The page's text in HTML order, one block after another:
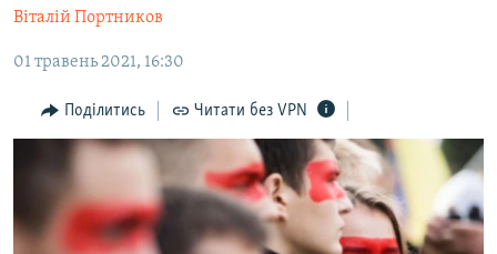
до
навігації
Перейти
ПОЛІТИКА
БЛОГИ
ПОГЛЯД
ІНТЕРВ'Ю
ВСЕ ЗА ДЕНЬ
СПЕЦПРОЕКТИ
Віталій Портников
01 травень 2021, 16:30
Поділитись Читати без VPN